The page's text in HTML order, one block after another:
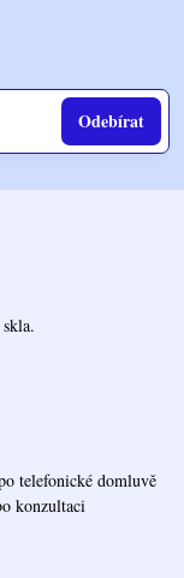
Odebírat
telefonické domluvě
konzultaci